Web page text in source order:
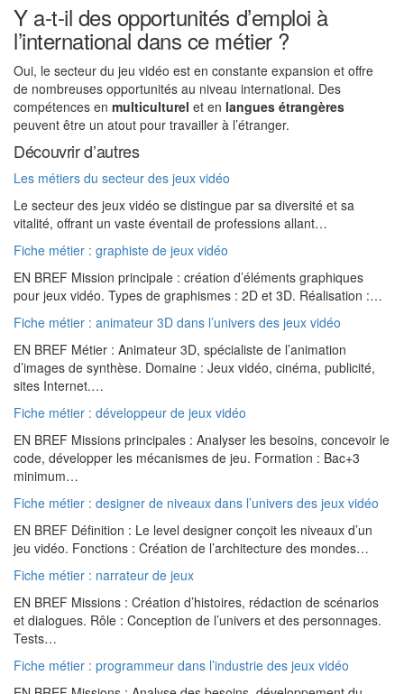
Y a-t-il des opportunités d’emploi à
l’international dans ce métier ?
Oui, le secteur du jeu vidéo est en constante expansion et offre
de nombreuses opportunités au niveau international. Des
compétences en multiculturel et en langues étrangères
peuvent être un atout pour travailler à l’étranger.
Découvrir d’autres
Les métiers du secteur des jeux vidéo
Le secteur des jeux vidéo se distingue par sa diversité et sa
vitalité, offrant un vaste éventail de professions allant…
Fiche métier : graphiste de jeux vidéo
EN BREF Mission principale : création d’éléments graphiques
pour jeux vidéo. Types de graphismes : 2D et 3D. Réalisation :…
Fiche métier : animateur 3D dans l’univers des jeux vidéo
EN BREF Métier : Animateur 3D, spécialiste de l’animation
d’images de synthèse. Domaine : Jeux vidéo, cinéma, publicité,
sites Internet.…
Fiche métier : développeur de jeux vidéo
EN BREF Missions principales : Analyser les besoins, concevoir le
code, développer les mécanismes de jeu. Formation : Bac+3
minimum…
Fiche métier : designer de niveaux dans l’univers des jeux vidéo
EN BREF Définition : Le level designer conçoit les niveaux d’un
jeu vidéo. Fonctions : Création de l’architecture des mondes…
Fiche métier : narrateur de jeux
EN BREF Missions : Création d’histoires, rédaction de scénarios
et dialogues. Rôle : Conception de l’univers et des personnages.
Tests…
Fiche métier : programmeur dans l’industrie des jeux vidéo